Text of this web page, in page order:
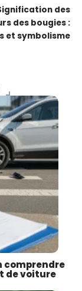
des
des bougies :
et symbolisme
comprendre
de voiture